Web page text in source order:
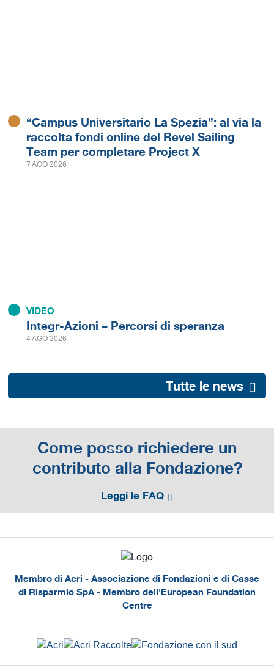
“Campus Universitario La Spezia”: al via la
raccolta fondi online del Revel Sailing
Team per completare Project X
7 AGO 2026
VIDEO
Integr-Azioni – Percorsi di speranza
4 AGO 2026
Tutte le news
Come posso richiedere un
contributo alla Fondazione?
Leggi le FAQ
Membro di Acri - Associazione di Fondazioni e di Casse
di Risparmio SpA - Membro dell'European Foundation
Centre